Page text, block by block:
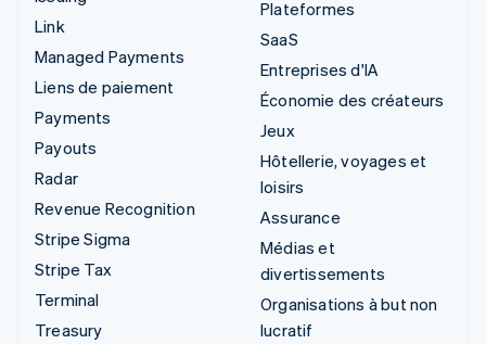
Link
Managed Payments
Liens de paiement
Payments
Payouts
Radar
Revenue Recognition
Stripe Sigma
Stripe Tax
Terminal
Treasury
Plateformes
SaaS
Entreprises d'IA
Économie des créateurs
Jeux
Hôtellerie, voyages et
loisirs
Assurance
Médias et
divertissements
Organisations à but non
lucratif